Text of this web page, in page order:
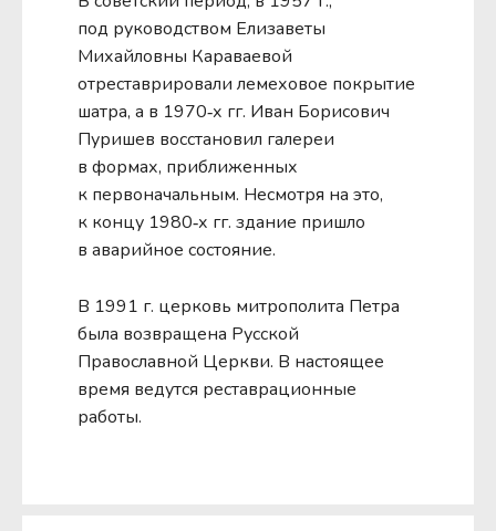
под руководством Елизаветы
Михайловны Караваевой
отреставрировали лемеховое покрытие
шатра, а в 1970‑х гг. Иван Борисович
Пуришев восстановил галереи
в формах, приближенных
к первоначальным. Несмотря на это,
к концу 1980‑х гг. здание пришло
в аварийное состояние.
В 1991 г. церковь митрополита Петра
была возвращена Русской
Православной Церкви. В настоящее
время ведутся реставрационные
работы.